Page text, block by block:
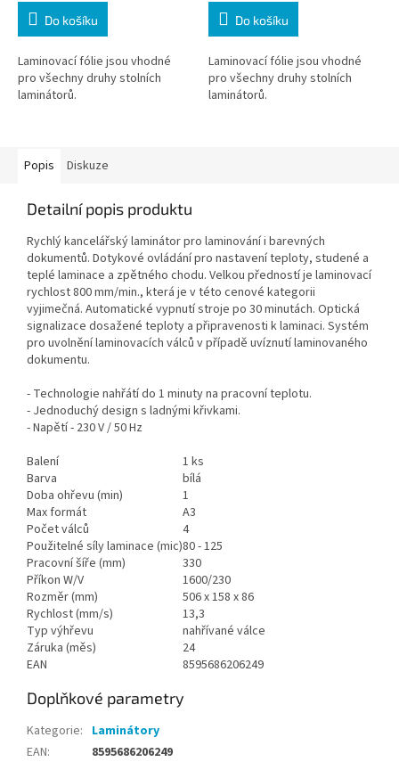
Do košíku
Laminovací fólie jsou vhodné
pro všechny druhy stolních
laminátorů.
Do košíku
Laminovací fólie jsou vhodné
pro všechny druhy stolních
laminátorů.
Popis Diskuze
Detailní popis produktu
Rychlý kancelářský laminátor pro laminování i barevných
dokumentů. Dotykové ovládání pro nastavení teploty, studené a
teplé laminace a zpětného chodu. Velkou předností je laminovací
rychlost 800 mm/min., která je v této cenové kategorii
vyjimečná. Automatické vypnutí stroje po 30 minutách. Optická
signalizace dosažené teploty a připravenosti k laminaci. Systém
pro uvolnění laminovacích válců v případě uvíznutí laminovaného
dokumentu.
- Technologie nahřátí do 1 minuty na pracovní teplotu.
- Jednoduchý design s ladnými křivkami.
- Napětí - 230 V / 50 Hz
Balení
1 ks
Barva
bílá
Doba ohřevu (min)
1
Max formát
A3
Počet válců
4
Použitelné síly laminace (mic)80 - 125
Pracovní šíře (mm)
330
Příkon W/V
1600/230
Rozměr (mm)
506 x 158 x 86
Rychlost (mm/s)
13,3
Typ výhřevu
nahřívané válce
Záruka (měs)
24
EAN
8595686206249
Doplňkové parametry
Kategorie: Laminátory
EAN: 8595686206249